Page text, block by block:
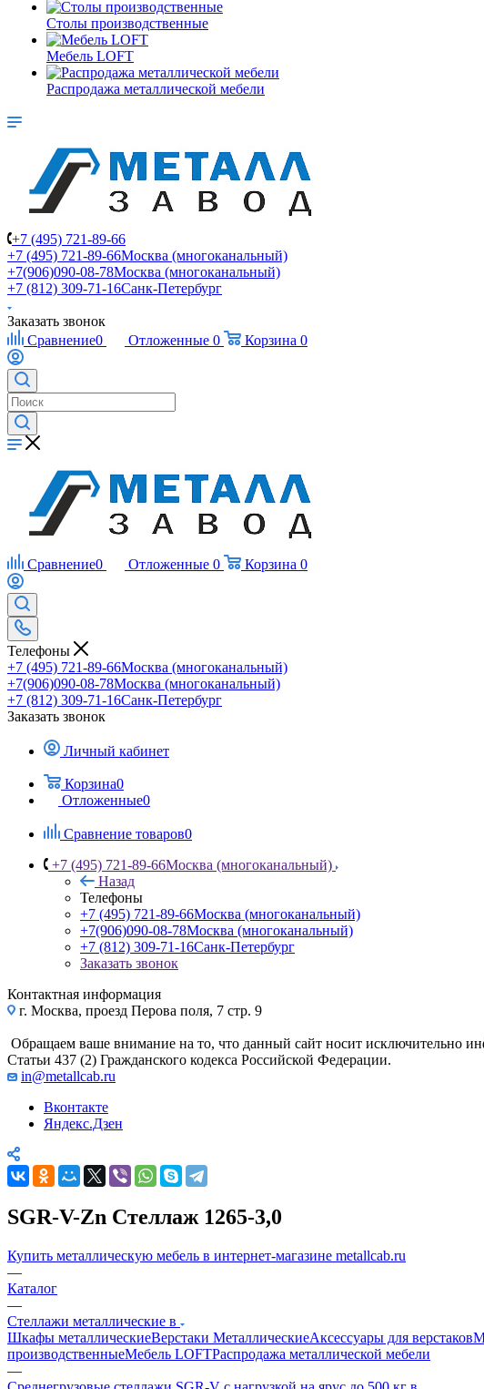
Столы производственные
Мебель LOFT
Распродажа металлической мебели
+7 (495) 721-89-66
+7 (495) 721-89-66Москва (многоканальный)
+7(906)090-08-78Москва (многоканальный)
+7 (812) 309-71-16Санк-Петербург
Заказать звонок
Сравнение0 Отложенные 0 Корзина 0
Сравнение0 Отложенные 0 Корзина 0
Телефоны
+7 (495) 721-89-66Москва (многоканальный)
+7(906)090-08-78Москва (многоканальный)
+7 (812) 309-71-16Санк-Петербург
Заказать звонок
Личный кабинет
Корзина0
Отложенные0
Сравнение товаров0
+7 (495) 721-89-66Москва (многоканальный)
Назад
Телефоны
+7 (495) 721-89-66Москва (многоканальный)
+7(906)090-08-78Москва (многоканальный)
+7 (812) 309-71-16Санк-Петербург
Заказать звонок
Контактная информация
г. Москва, проезд Перова поля, 7 стр. 9
Обращаем ваше внимание на то, что данный сайт носит исключительно
Статьи 437 (2) Гражданского кодекса Российской Федерации.
in@metallcab.ru
Вконтакте
Яндекс.Дзен
SGR-V-Zn Стеллаж 1265-3,0
Купить металлическую мебель в интернет-магазине metallcab.ru
—
Каталог
—
Стеллажи металлические в
Шкафы металлическиеВерстаки МеталлическиеАксессуары для верстаков
производственныеМебель LOFTРаспродажа металлической мебели
—